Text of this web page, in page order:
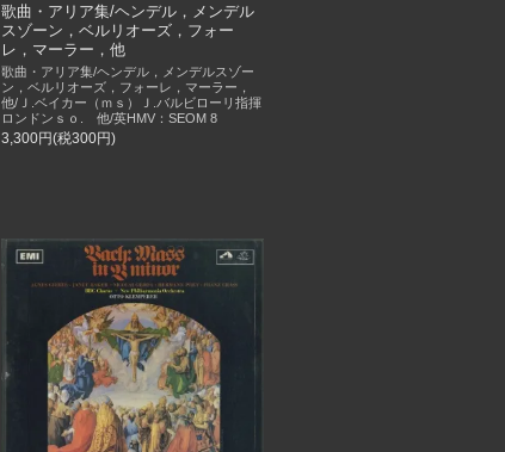
歌曲・アリア集/ヘンデル，メンデル
スゾーン，ベルリオーズ，フォー
レ，マーラー，他
歌曲・アリア集/ヘンデル，メンデルスゾー
ン，ベルリオーズ，フォーレ，マーラー，
他/Ｊ.ベイカー（ｍｓ）Ｊ.バルビローリ指揮
ロンドンｓｏ. 他/英HMV：SEOM 8
3,300円(税300円)